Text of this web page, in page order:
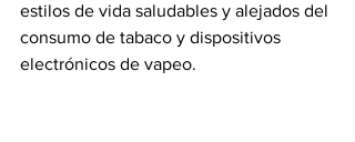
estilos de vida saludables y alejados del
consumo de tabaco y dispositivos
electrónicos de vapeo.